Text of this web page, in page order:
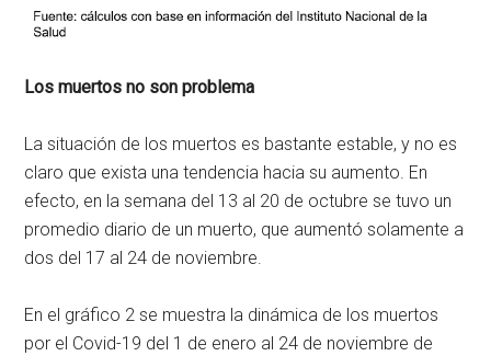
Los muertos no son problema
La situación de los muertos es bastante estable, y no es
claro que exista una tendencia hacia su aumento. En
efecto, en la semana del 13 al 20 de octubre se tuvo un
promedio diario de un muerto, que aumentó solamente a
dos del 17 al 24 de noviembre.
En el gráfico 2 se muestra la dinámica de los muertos
por el Covid-19 del 1 de enero al 24 de noviembre de